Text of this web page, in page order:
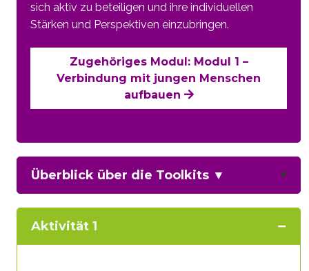
sich aktiv zu beteiligen und ihre individuellen
Stärken und Perspektiven einzubringen.
Zugehöriges Modul: Modul 1 –
Verbindung mit jungen Menschen
aufbauen
Überblick über die Toolkits ▼
Aktivität 1